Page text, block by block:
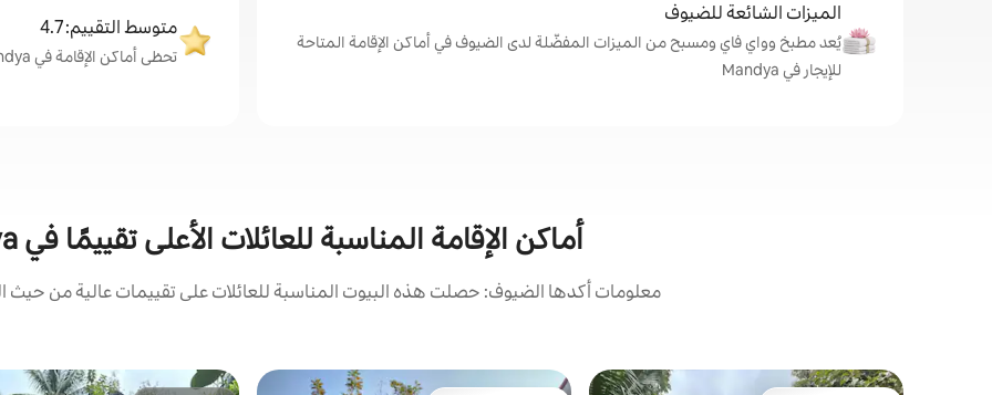
الميزات الشائعة للضيوف
يُعد مطبخ وواي فاي ومسبح من الميزات المفضّلة لدى الضيوف في أماكن الإقامة المتاحة
للإيجار في Mandya
متوسط التقييم: 4.7
تحظى أماكن الإقامة في Mandya بمتوسط تقييم من الضيوف يبلغ 4.7 من 5
أماكن الإقامة المناسبة للعائلات الأعلى تقييمًا في Mandya
معلومات أكدها الضيوف: حصلت هذه البيوت المناسبة للعائلات على تقييمات عالية من حيث